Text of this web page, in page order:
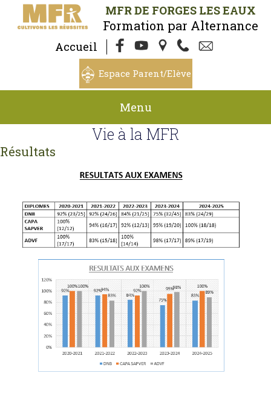
MFR DE FORGES LES EAUX
Formation par Alternance
Accueil
Espace Parent/Elève
Menu
Vie à la MFR
Résultats